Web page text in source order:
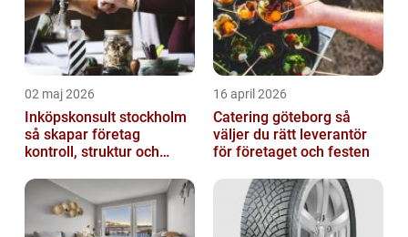
02 maj 2026
Inköpskonsult stockholm
så skapar företag
kontroll, struktur och
16 april 2026
Catering göteborg så
väljer du rätt leverantör
för företaget och festen